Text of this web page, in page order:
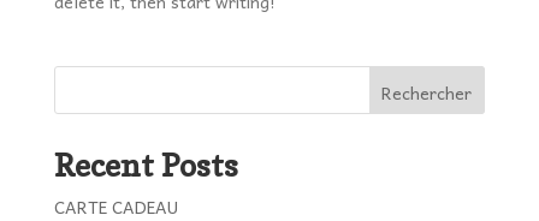
Rechercher
Recent Posts
CARTE CADEAU